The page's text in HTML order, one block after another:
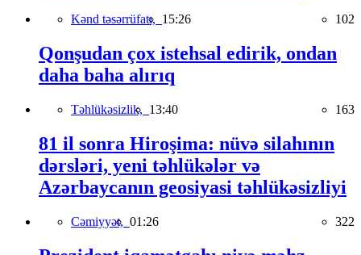
Kənd təsərrüfatı, 15:26 102
Qonşudan çox istehsal edirik, ondan
daha baha alırıq
Təhlükəsizlik, 13:40 163
81 il sonra Hiroşima: nüvə silahının
dərsləri, yeni təhlükələr və
Azərbaycanın geosiyasi təhlükəsizliyi
Cəmiyyət, 01:26 322